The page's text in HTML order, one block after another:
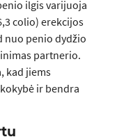
ilgis varijuoja
colio) erekcijos
nuo penio dydžio
partnerio.
kad jiems
ir bendra